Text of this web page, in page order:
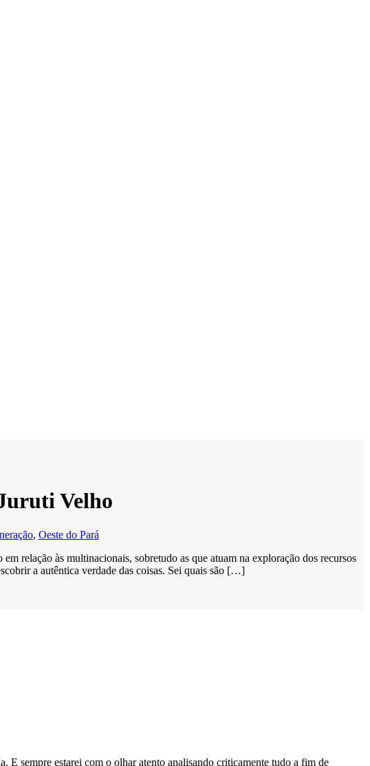
Velho
, Oeste do Pará
relação às multinacionais, sobretudo as que atuam na exploração dos recursos
a autêntica verdade das coisas. Sei quais são […]
E sempre estarei com o olhar atento analisando criticamente tudo a fim de